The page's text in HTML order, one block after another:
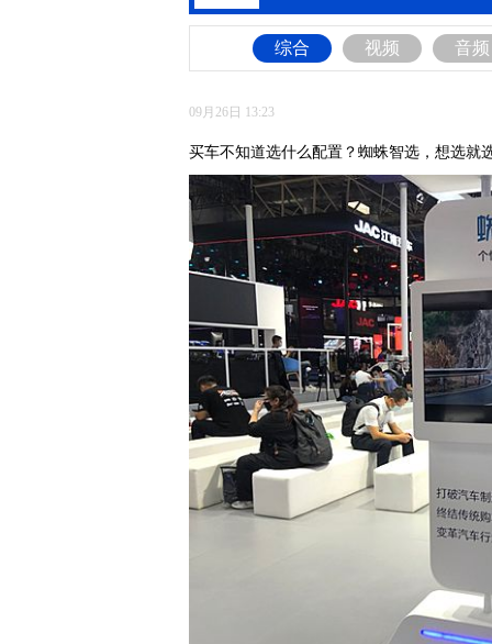
综合 视频 音频
09月26日 13:23
买车不知道选什么配置？蜘蛛智选，想选就